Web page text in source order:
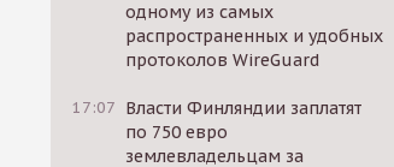
одному из самых
распространенных и удобных
протоколов WireGuard
17:07 Власти Финляндии заплатят
по 750 евро
землевладельцам за